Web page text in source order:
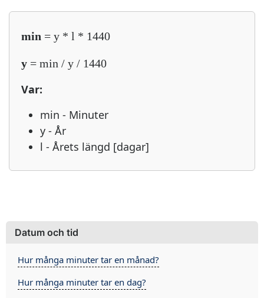
min = y * l * 1440
y = min / y / 1440
Var:
min - Minuter
y - År
l - Årets längd [dagar]
Datum och tid
Hur många minuter tar en månad?
Hur många minuter tar en dag?